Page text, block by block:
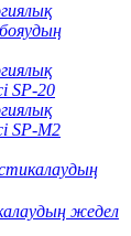
SP-20
SP-M2
жедел